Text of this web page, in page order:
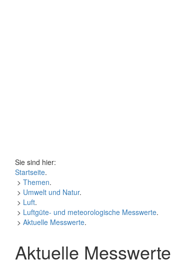
Sie sind hier:
Startseite.
> Themen.
> Umwelt und Natur.
> Luft.
> Luftgüte- und meteorologische Messwerte.
> Aktuelle Messwerte.
Aktuelle Messwerte